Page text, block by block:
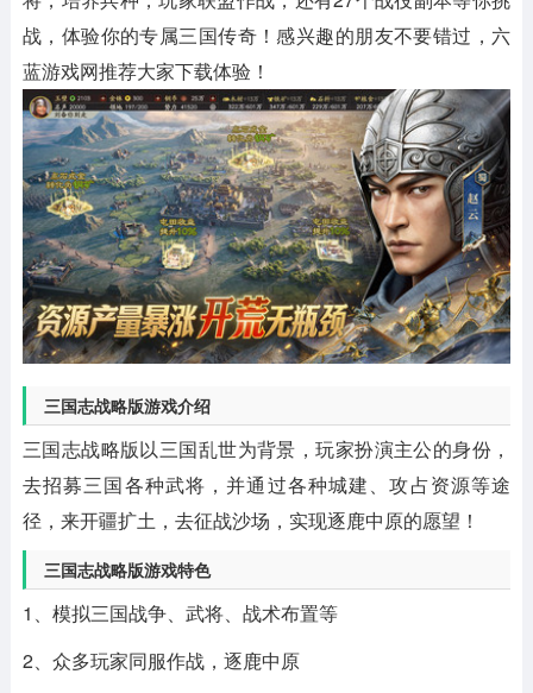
战，体验你的专属三国传奇！感兴趣的朋友不要错过，六
蓝游戏网推荐大家下载体验！
三国志战略版游戏介绍
三国志战略版以三国乱世为背景，玩家扮演主公的身份，
去招募三国各种武将，并通过各种城建、攻占资源等途
径，来开疆扩土，去征战沙场，实现逐鹿中原的愿望！
三国志战略版游戏特色
1、模拟三国战争、武将、战术布置等
2、众多玩家同服作战，逐鹿中原